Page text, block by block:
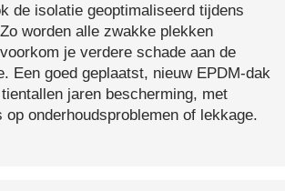
de isolatie geoptimaliseerd tijdens
worden alle zwakke plekken
je verdere schade aan de
Een goed geplaatst, nieuw EPDM-dak
jaren bescherming, met
op onderhoudsproblemen of lekkage.